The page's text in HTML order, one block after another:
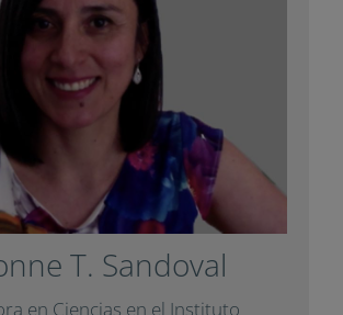
T. Sandoval
en Ciencias en el Instituto
de matemáticas y el uso de la
la evaluación del currículum de
matemáticas o las
STEM
Ha colaborado con
para la revista
Diàlegs